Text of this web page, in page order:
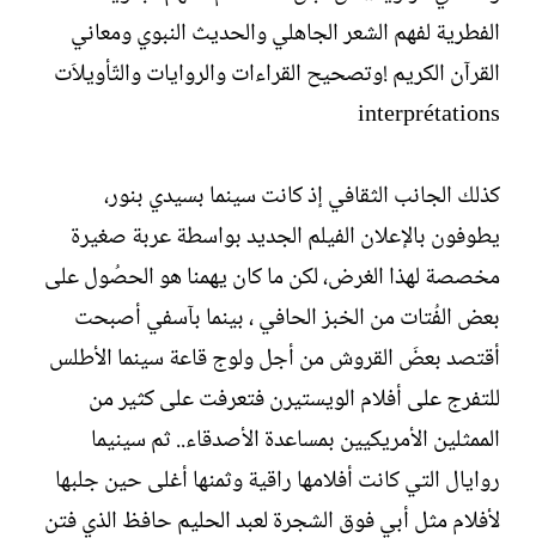
الفطرية لفهم الشعر الجاهلي والحديث النبوي ومعاني
القرآن الكريم !وتصحيح القراءات والروايات والتّأويلاَت
interprétations
كذلك الجانب الثقافي إذ كانت سينما بسيدي بنور،
يطوفون بالإعلان الفيلم الجديد بواسطة عربة صغيرة
مخصصة لهذا الغرض، لكن ما كان يهمنا هو الحصُول على
بعض الفُتات من الخبز الحافي ، بينما بآسفي أصبحت
أقتصد بعضَ القروش من أجل ولوج قاعة سينما الأطلس
للتفرج على أفلام الويستيرن فتعرفت على كثير من
الممثلين الأمريكيين بمساعدة الأصدقاء.. ثم سينيما
روايال التي كانت أفلامها راقية وثمنها أغلى حين جلبها
لأفلام مثل أبي فوق الشجرة لعبد الحليم حافظ الذي فتن